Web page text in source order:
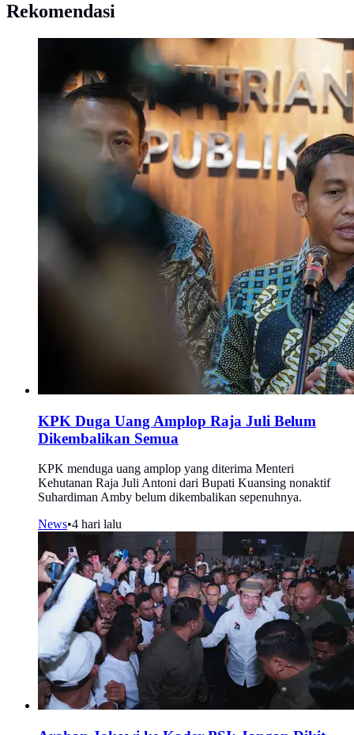
Rekomendasi
KPK Duga Uang Amplop Raja Juli Belum
Dikembalikan Semua
KPK menduga uang amplop yang diterima Menteri
Kehutanan Raja Juli Antoni dari Bupati Kuansing nonaktif
Suhardiman Amby belum dikembalikan sepenuhnya.
News•4 hari lalu